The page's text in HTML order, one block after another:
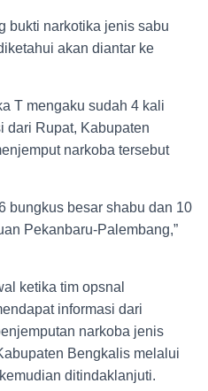
bukti narkotika jenis sabu
akan diantar ke
T mengaku sudah 4 kali
dari Rupat, Kabupaten
narkoba tersebut
bungkus besar shabu dan 10
Pekanbaru-Palembang,”
ketika tim opsnal
informasi dari
narkoba jenis
Bengkalis melalui
ditindaklanjuti.